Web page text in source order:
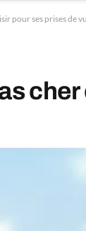
pour ses prises de